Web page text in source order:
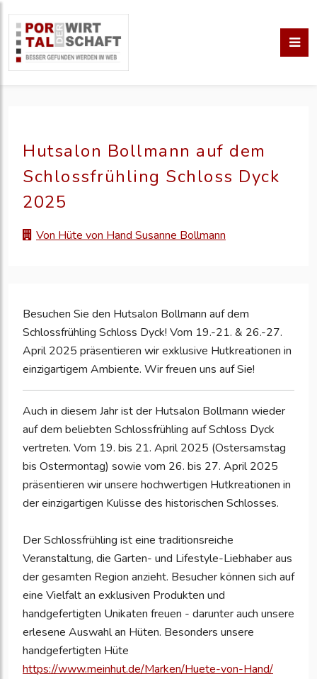
Hutsalon Bollmann auf dem
Schlossfrühling Schloss Dyck
2025
Von Hüte von Hand Susanne Bollmann
Besuchen Sie den Hutsalon Bollmann auf dem
Schlossfrühling Schloss Dyck! Vom 19.-21. & 26.-27.
April 2025 präsentieren wir exklusive Hutkreationen in
einzigartigem Ambiente. Wir freuen uns auf Sie!
Auch in diesem Jahr ist der Hutsalon Bollmann wieder
auf dem beliebten Schlossfrühling auf Schloss Dyck
vertreten. Vom 19. bis 21. April 2025 (Ostersamstag
bis Ostermontag) sowie vom 26. bis 27. April 2025
präsentieren wir unsere hochwertigen Hutkreationen in
der einzigartigen Kulisse des historischen Schlosses.
Der Schlossfrühling ist eine traditionsreiche
Veranstaltung, die Garten- und Lifestyle-Liebhaber aus
der gesamten Region anzieht. Besucher können sich auf
eine Vielfalt an exklusiven Produkten und
handgefertigten Unikaten freuen - darunter auch unsere
erlesene Auswahl an Hüten. Besonders unsere
handgefertigten Hüte
https://www.meinhut.de/Marken/Huete-von-Hand/